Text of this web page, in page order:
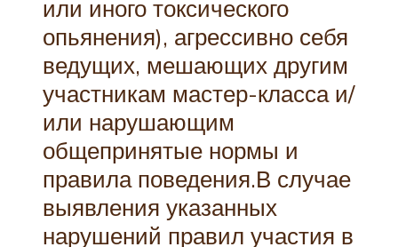
или иного токсического
опьянения), агрессивно себя
ведущих, мешающих другим
участникам мастер-класса и/
или нарушающим
общепринятые нормы и
правила поведения.В случае
выявления указанных
нарушений правил участия в